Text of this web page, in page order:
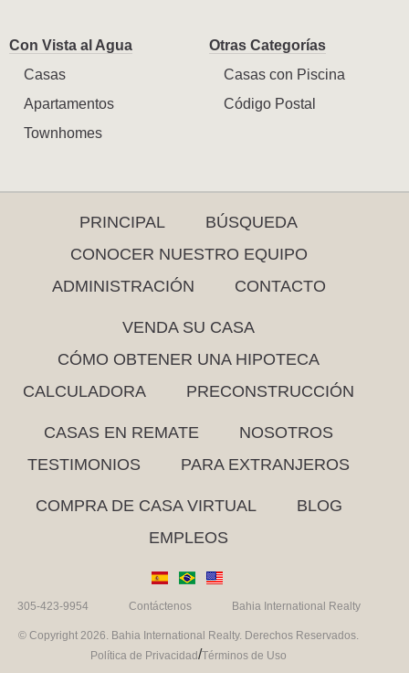
Con Vista al Agua
Casas
Apartamentos
Townhomes
Otras Categorías
Casas con Piscina
Código Postal
PRINCIPAL
BÚSQUEDA
CONOCER NUESTRO EQUIPO
ADMINISTRACIÓN
CONTACTO
VENDA SU CASA
CÓMO OBTENER UNA HIPOTECA
CALCULADORA
PRECONSTRUCCIÓN
CASAS EN REMATE
NOSOTROS
TESTIMONIOS
PARA EXTRANJEROS
COMPRA DE CASA VIRTUAL
BLOG
EMPLEOS
305-423-9954 Contáctenos Bahia International Realty
© Copyright 2026. Bahia International Realty. Derechos Reservados.
Política de Privacidad/Términos de Uso